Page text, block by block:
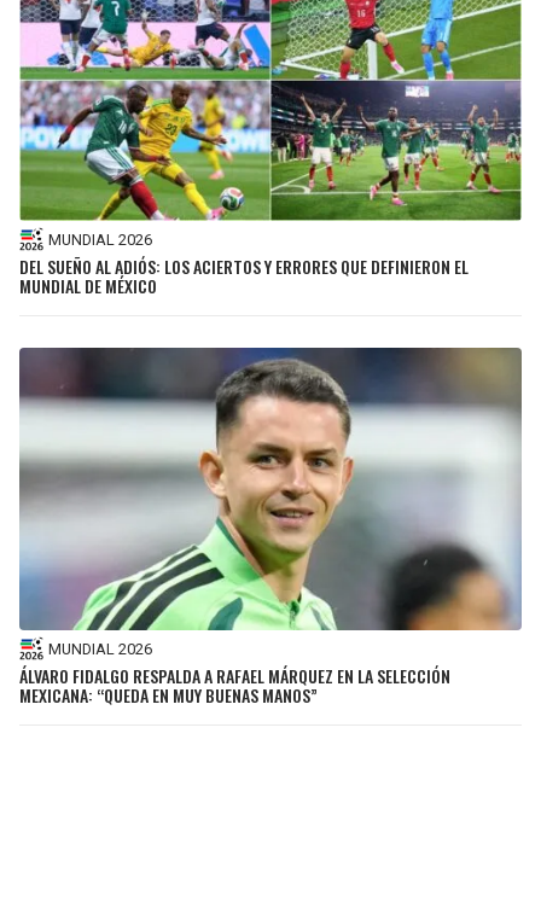
MUNDIAL 2026
DEL SUEÑO AL ADIÓS: LOS ACIERTOS Y ERRORES QUE DEFINIERON EL
MUNDIAL DE MÉXICO
MUNDIAL 2026
ÁLVARO FIDALGO RESPALDA A RAFAEL MÁRQUEZ EN LA SELECCIÓN
MEXICANA: “QUEDA EN MUY BUENAS MANOS”